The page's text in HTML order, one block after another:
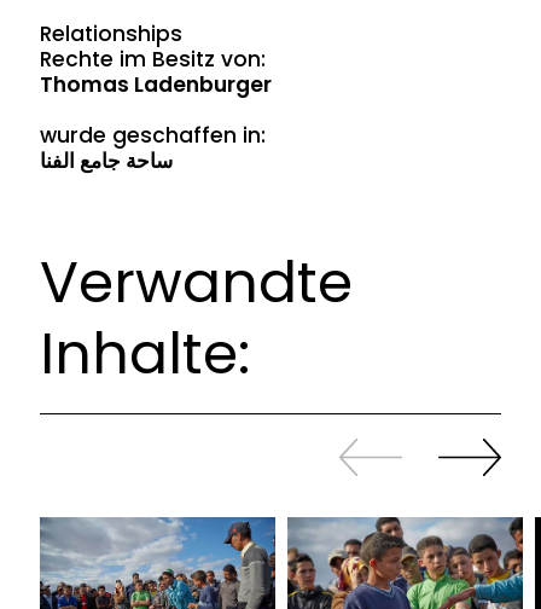
Relationships
Rechte im Besitz von:
Thomas Ladenburger
wurde geschaffen in:
ساحة جامع الفنا
Verwandte
Inhalte:
Zurück
sliden
Weiter
sliden